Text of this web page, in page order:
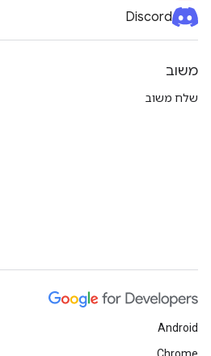
Discord
משוב
שלח משוב
Android